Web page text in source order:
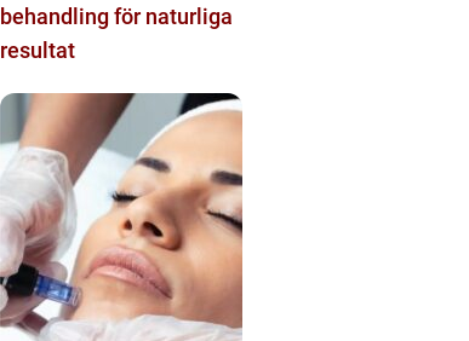
behandling för naturliga
resultat